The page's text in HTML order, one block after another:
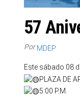
57
Por MDEP
Este sábado 08
PLAZA DE
5:00 P.M.